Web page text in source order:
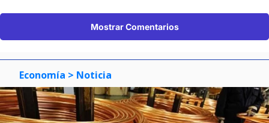
Mostrar Comentarios
Economía > Noticia